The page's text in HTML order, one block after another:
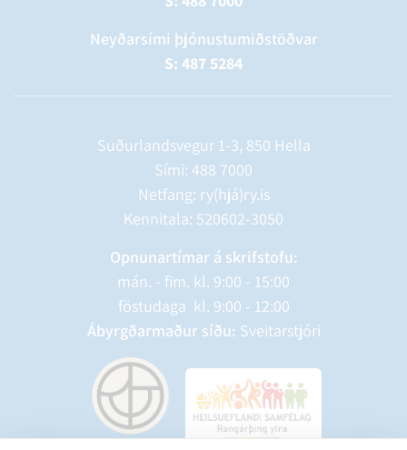
Neyðarsími þjónustumiðstöðvar
S: 487 5284
Suðurlandsvegur 1-3, 850 Hella
Sími: 488 7000
Netfang: ry(hjá)ry.is
Kennitala: 520602-3050
Opnunartímar á skrifstofu:
mán. - fim. kl. 9:00 - 15:00
föstudaga kl. 9:00 - 12:00
Ábyrgðarmaður síðu: Sveitarstjóri